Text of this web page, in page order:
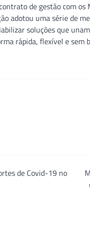
de gestão com
adotou uma série de
soluções que
rápida, flexível e sem
de Covid-19 no